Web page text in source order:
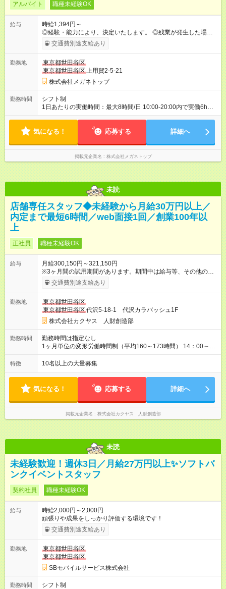
アルバイト 職種未経験OK
給与
時給1,394円～
◎経験・能力により、決定いたします。 ◎残業が発生した場合
は、1分単位で時間外手当を支給します。 【試用期間】試用期間
あり 試用期間の長さ：3ヶ月 雇用形態、給与は本採用時と同じ
交通費別途支給あり
勤務地
東京都世田谷区
東京都世田谷区上用賀2-5-21
株式会社メガネトップ
勤務時間
シフト制
1日あたりの実働時間：最大8時間/日 10:00-20:00内で実働6h
※1日6h以上、 土日含む週3日以上勤務できる方 （シフト例） パ
ワーク不可
気になる！ 応募する 詳細へ
掲載元企業名 株式会社メガネトップ
未読
店舗専任スタッフ◆未経験から月給30万円以上／
内定まで最短6時間／web面接1回／創業100年以
上
正社員 職種未経験OK
給与
月給300,150円～321,150円
※3ヶ月間の試用期間があります。期間中は給与等、その他の待
遇に違いはありません。 ※給与には月30時間分の固定残業代
（48，700円～58，200円）を含んでいます。超過分には別途、
定致します。 【試用期間】試用期間あり 試用期間の長さ：3ヶ
月 雇用形態、給与は本採用時と同じです。
交通費別途支給あり
勤務地
東京都世田谷区
東京都世田谷区代沢5-18-1 代沢カラバッシュ1F
株式会社カクヤス 人財創造部
勤務時間
勤務時間は指定なし
1ヶ月単位の変形労働時間制（平均160～173時間） 14：00～
2：00の間のシフト制 ※営業時間・勤務開始時間は拠点により異
なる。
特徴 10名以上の大量募集
気になる！ 応募する 詳細へ
掲載元企業名 株式会社カクヤス 人財創造部
未読
未経験歓迎！週休3日／月給27万円以上✨ソフトバ
ンクイベントスタッフ
契約社員 職種未経験OK
給与
時給2,000円～2,000円
頑張りや成果をしっかり評価する環境です！
交通費別途支給あり
勤務地
東京都世田谷区
東京都世田谷区
SBモバイルサービス株式会社
勤務時間
シフト制